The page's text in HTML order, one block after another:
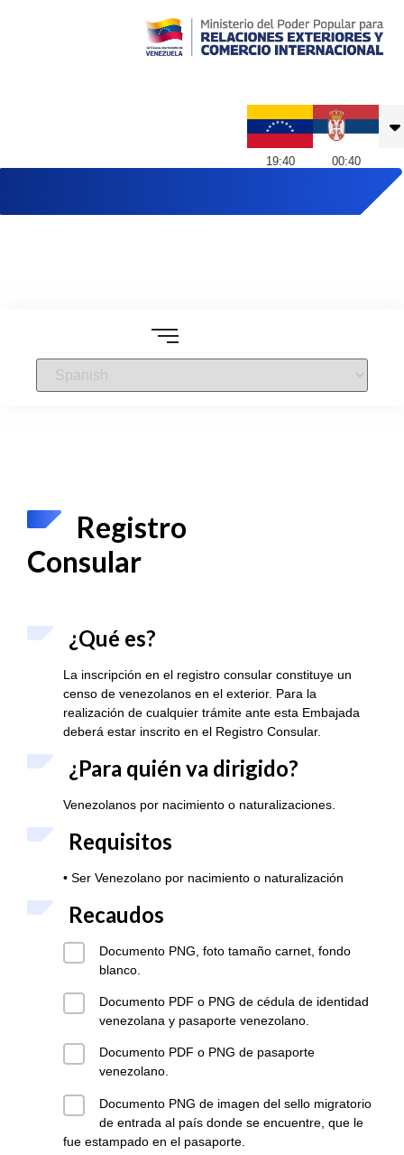
19:40 00:40
Registro
Consular
¿Qué es?
La inscripción en el registro consular constituye un
censo de venezolanos en el exterior. Para la
realización de cualquier trámite ante esta Embajada
deberá estar inscrito en el Registro Consular.
¿Para quién va dirigido?
Venezolanos por nacimiento o naturalizaciones.
Requisitos
• Ser Venezolano por nacimiento o naturalización
Recaudos
Documento PNG, foto tamaño carnet, fondo
blanco.
Documento PDF o PNG de cédula de identidad
venezolana y pasaporte venezolano.
Documento PDF o PNG de pasaporte
venezolano.
Documento PNG de imagen del sello migratorio
de entrada al país donde se encuentre, que le
fue estampado en el pasaporte.